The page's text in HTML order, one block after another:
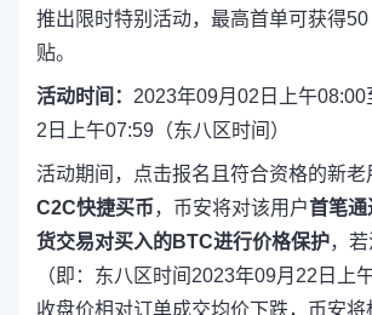
推出限时特别活动，最高首单可获得
贴。
活动时间： 2023年09月02日上午
2日上午07:59（东八区时间）
活动期间，点击报名且符合资格的新老
C2C快捷买币，币安将对该用户首笔
货交易对买入的BTC进行价格保护，
（即：东八区时间2023年09月22日上
收盘价相对订单成交均价下跌，币安将